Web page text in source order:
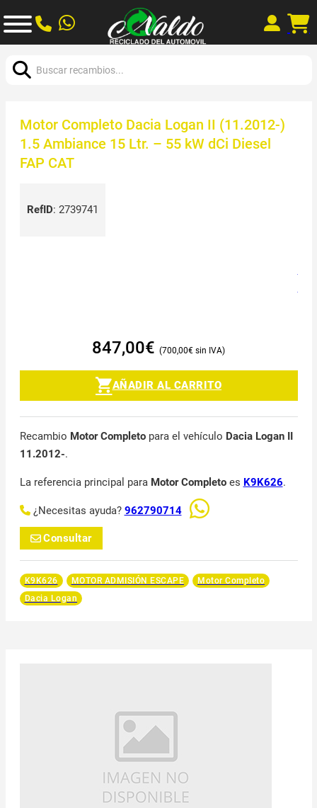
Motor Completo Dacia Logan II (11.2012-)
1.5 Ambiance 15 Ltr. – 55 kW dCi Diesel
FAP CAT
RefID: 2739741
847,00€ 700,00€
AÑADIR AL CARRITO
Recambio Motor Completopara el vehículo Dacia Logan II
11.2012-.
La referencia principal para Motor Completoes K9K626.
¿Necesitas ayuda? 962790714
Consultar
K9K626 MOTOR ADMISIÓN ESCAPE
Motor Completo
Dacia Logan